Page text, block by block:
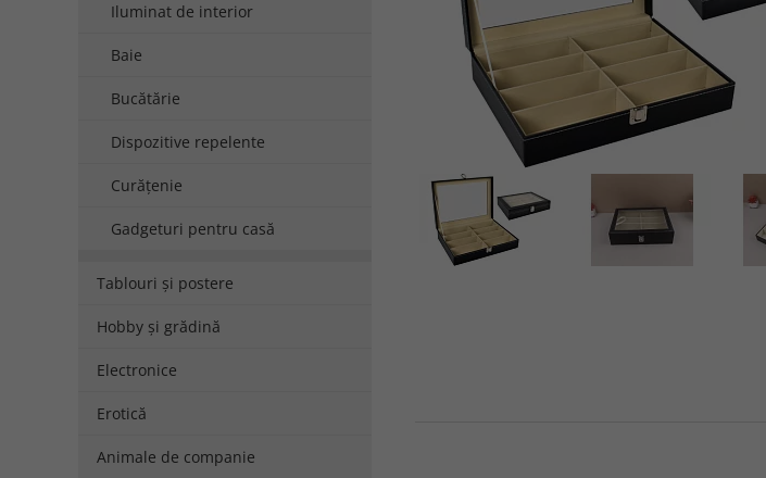
Iluminat de interior
Baie
Bucătărie
Dispozitive repelente
Curățenie
Gadgeturi pentru casă
Tablouri și postere
Hobby și grădină
Electronice
Erotică
Animale de companie